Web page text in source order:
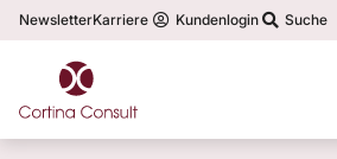
NewsletterKarriere Kundenlogin Suche